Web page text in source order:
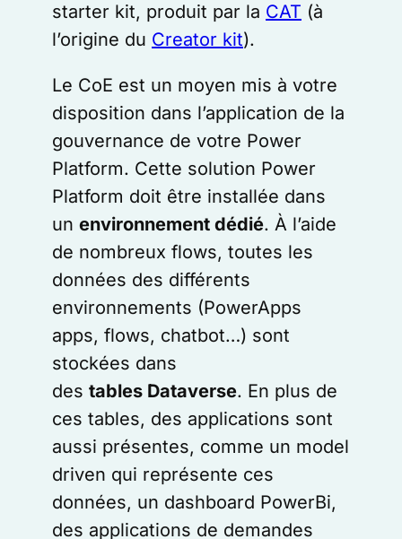
starter kit, produit par la CAT (à
l’origine du Creator kit).
Le CoE est un moyen mis à votre
disposition dans l’application de la
gouvernance de votre Power
Platform. Cette solution Power
Platform doit être installée dans
un environnement dédié. À l’aide
de nombreux flows, toutes les
données des différents
environnements (PowerApps
apps, flows, chatbot…) sont
stockées dans
des tables Dataverse. En plus de
ces tables, des applications sont
aussi présentes, comme un model
driven qui représente ces
données, un dashboard PowerBi,
des applications de demandes